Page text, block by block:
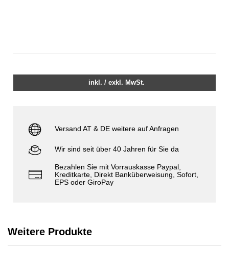
inkl. / exkl. MwSt.
Versand AT & DE weitere auf Anfragen
Wir sind seit über 40 Jahren für Sie da
Bezahlen Sie mit Vorrauskasse Paypal,
Kreditkarte, Direkt Banküberweisung, Sofort,
EPS oder GiroPay
Weitere Produkte